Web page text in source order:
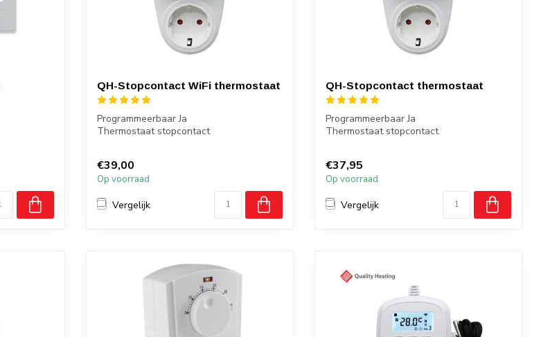
QH-Stopcontact WiFi thermostaat
Programmeerbaar Ja
Thermostaat stopcontact
€39,00
Op voorraad
Vergelijk
QH-Stopcontact thermostaat
Programmeerbaar Ja
Thermostaat stopcontact
€37,95
Op voorraad
Vergelijk